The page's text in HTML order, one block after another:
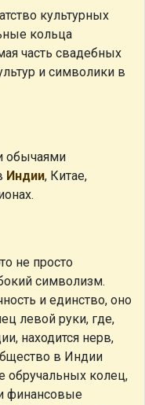
культурных
кольца
часть свадебных
и символики в
обычаями
Индии, Китае,
не просто
символизм.
и единство, оно
левой руки, где,
находится нерв,
в Индии
обручальных колец,
финансовые